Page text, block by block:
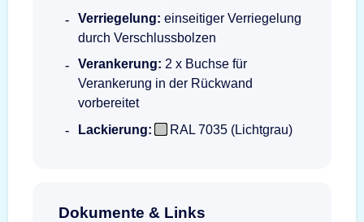
Verriegelung: einseitiger Verriegelung
durch Verschlussbolzen
Verankerung: 2 x Buchse für
Verankerung in der Rückwand
vorbereitet
Lackierung:
RAL 7035 (Lichtgrau)
Dokumente & Links